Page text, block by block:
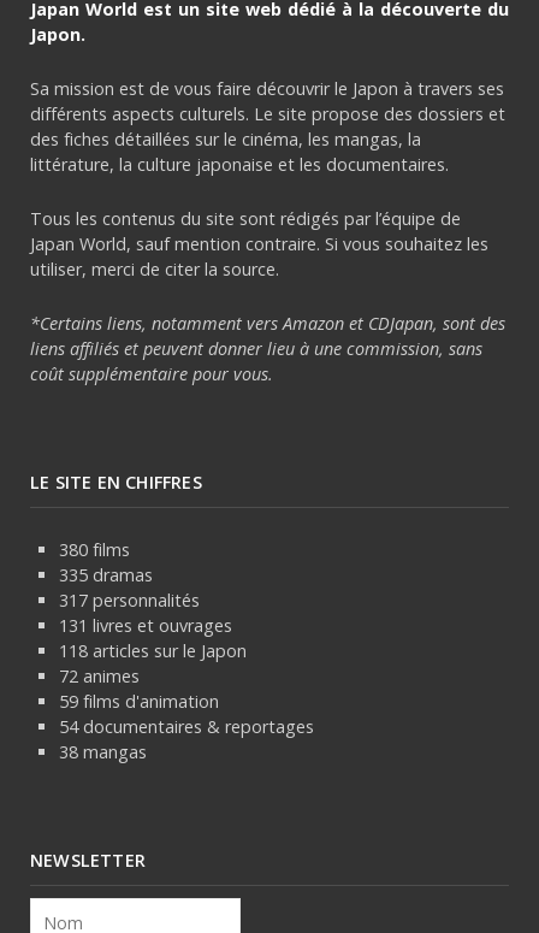
Japan World est un site web dédié à la découverte du
Japon.
Sa mission est de vous faire découvrir le Japon à travers ses
différents aspects culturels. Le site propose des dossiers et
des fiches détaillées sur le cinéma, les mangas, la
littérature, la culture japonaise et les documentaires.
Tous les contenus du site sont rédigés par l’équipe de
Japan World, sauf mention contraire. Si vous souhaitez les
utiliser, merci de citer la source.
*Certains liens, notamment vers Amazon et CDJapan, sont des
liens affiliés et peuvent donner lieu à une commission, sans
coût supplémentaire pour vous.
LE SITE EN CHIFFRES
380 films
335 dramas
317 personnalités
131 livres et ouvrages
118 articles sur le Japon
72 animes
59 films d'animation
54 documentaires & reportages
38 mangas
NEWSLETTER